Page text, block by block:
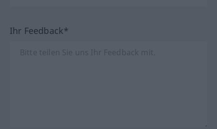
Ihr Feedback*